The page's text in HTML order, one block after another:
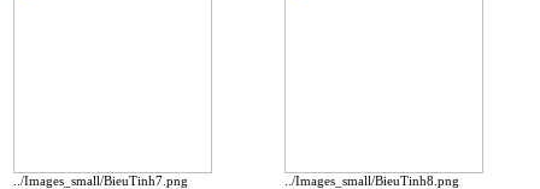
../Images_small/BieuTinh7.png ../Images_small/BieuTinh8.png